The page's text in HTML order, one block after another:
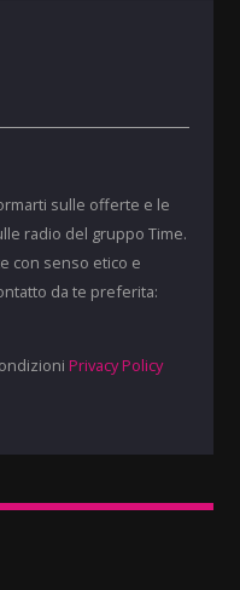
sulle offerte e le
radio del gruppo Time.
con senso etico e
da te preferita:
Privacy Policy